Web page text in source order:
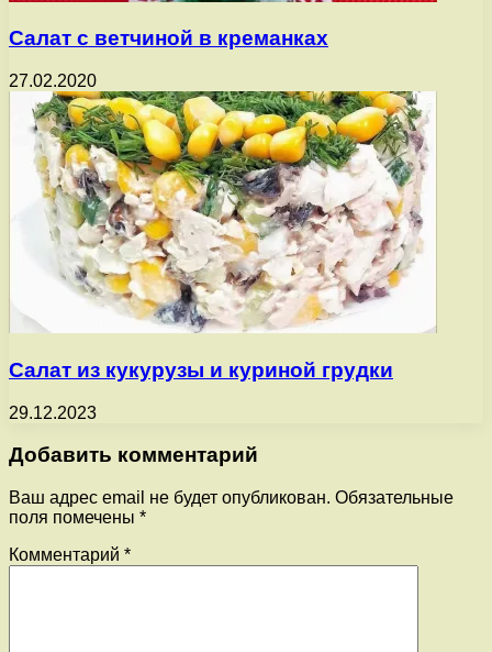
Салат с ветчиной в креманках
27.02.2020
Салат из кукурузы и куриной грудки
29.12.2023
Добавить комментарий
Ваш адрес email не будет опубликован. Обязательные
поля помечены *
Комментарий *